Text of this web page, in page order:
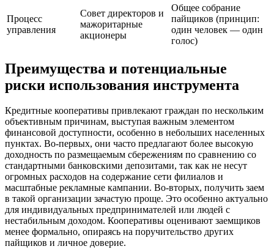
Процесс
управления
Совет директоров и
мажоритарные
акционеры
Общее собрание
пайщиков (принцип:
один человек — один
голос)
Преимущества и потенциальные
риски использования инструмента
Кредитные кооперативы привлекают граждан по нескольким
объективным причинам, выступая важным элементом
финансовой доступности, особенно в небольших населенных
пунктах. Во-первых, они часто предлагают более высокую
доходность по размещаемым сбережениям по сравнению со
стандартными банковскими депозитами, так как не несут
огромных расходов на содержание сети филиалов и
масштабные рекламные кампании. Во-вторых, получить заем
в такой организации зачастую проще. Это особенно актуально
для индивидуальных предпринимателей или людей с
нестабильным доходом. Кооперативы оценивают заемщиков
менее формально, опираясь на поручительство других
пайщиков и личное доверие.